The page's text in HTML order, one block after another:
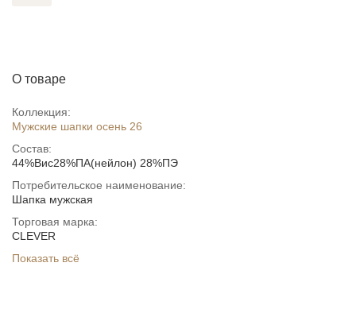
О товаре
Коллекция:
Мужские шапки осень 26
Состав:
44%Вис28%ПА(нейлон) 28%ПЭ
Потребительское наименование:
Шапка мужская
Торговая марка:
CLEVER
Показать всё